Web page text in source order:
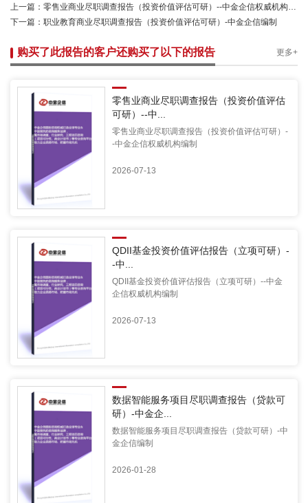
上一篇： 零售业商业尽职调查报告（投资价值评估可研）--中金企信权威机构编制
下一篇： 职业教育商业尽职调查报告（投资价值评估可研）-中金企信编制
购买了此报告的客户还购买了以下的报告 更多+
零售业商业尽职调查报告（投资价值评估
可研）--中...
零售业商业尽职调查报告（投资价值评估可研）-
-中金企信权威机构编制
2026-07-13
‌QDII基金投资价值评估报告（立项可研）-
-中...
‌QDII基金投资价值评估报告（立项可研）--中金
企信权威机构编制
2026-07-13
数据智能服务项目尽职调查报告（贷款可
研）-中金企...
数据智能服务项目尽职调查报告（贷款可研）-中
金企信编制
2026-01-28